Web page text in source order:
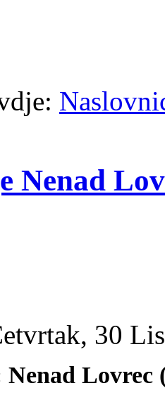
Nenad
30
Lovrec